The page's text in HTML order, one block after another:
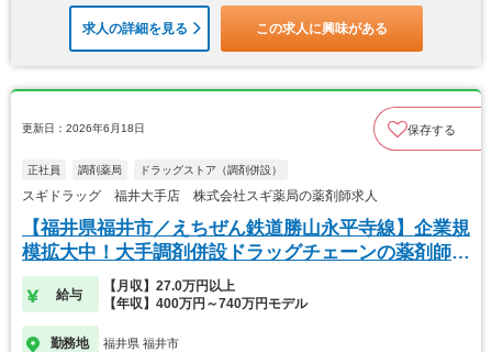
求人の詳細を見る この求人に興味がある
更新日：2026年6月18日 保存する
正社員 調剤薬局 ドラッグストア（調剤併設）
スギドラッグ 福井大手店 株式会社スギ薬局の薬剤師求人
【福井県福井市／えちぜん鉄道勝山永平寺線】企業規
模拡大中！大手調剤併設ドラッグチェーンの薬剤師求
人！
給与
【月収】27.0万円以上
【年収】400万円～740万円モデル
勤務地 福井県 福井市